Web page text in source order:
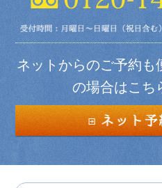
ネットからのご予約も
の場合はこち